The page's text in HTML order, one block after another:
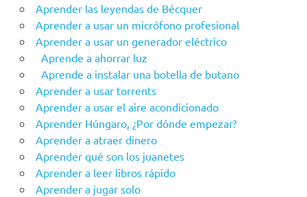
Aprender las leyendas de Bécquer
Aprender a usar un micrófono profesional
Aprender a usar un generador eléctrico
Aprende a ahorrar luz
Aprende a instalar una botella de butano
Aprender a usar torrents
Aprender a usar el aire acondicionado
Aprender Húngaro, ¿Por dónde empezar?
Aprender a atraer dinero
Aprender qué son los juanetes
Aprender a leer libros rápido
Aprender a jugar solo